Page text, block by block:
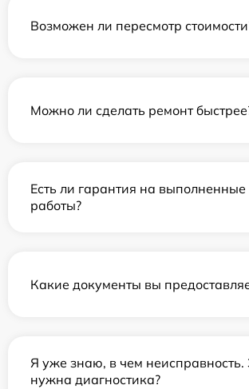
Возможен ли пересмотр
Можно ли сделать ремонт
Есть ли гарантия на выполненные
работы?
Какие документы вы
Я уже знаю, в чем неисправность.
нужна диагностика?